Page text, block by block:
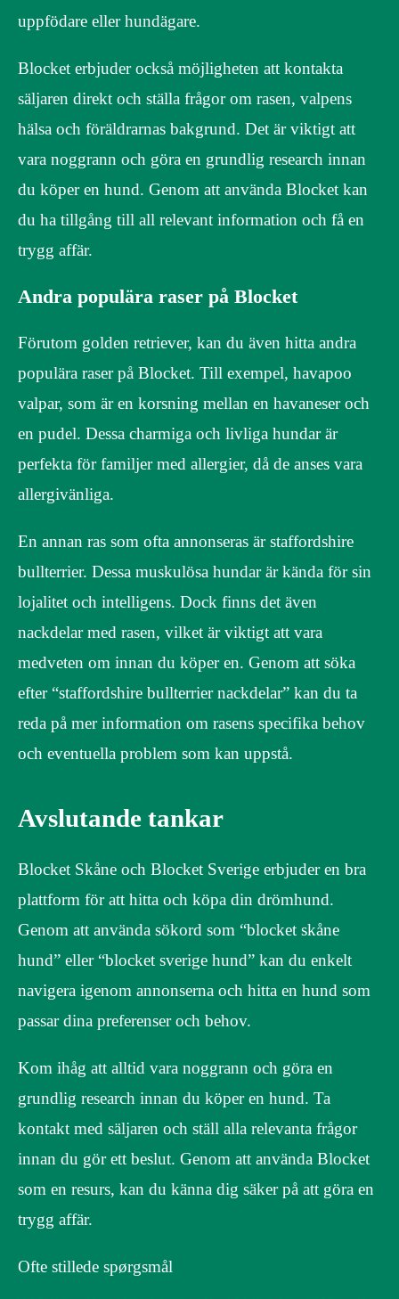
uppfödare eller hundägare.
Blocket erbjuder också möjligheten att kontakta
säljaren direkt och ställa frågor om rasen, valpens
hälsa och föräldrarnas bakgrund. Det är viktigt att
vara noggrann och göra en grundlig research innan
du köper en hund. Genom att använda Blocket kan
du ha tillgång till all relevant information och få en
trygg affär.
Andra populära raser på Blocket
Förutom golden retriever, kan du även hitta andra
populära raser på Blocket. Till exempel, havapoo
valpar, som är en korsning mellan en havaneser och
en pudel. Dessa charmiga och livliga hundar är
perfekta för familjer med allergier, då de anses vara
allergivänliga.
En annan ras som ofta annonseras är staffordshire
bullterrier. Dessa muskulösa hundar är kända för sin
lojalitet och intelligens. Dock finns det även
nackdelar med rasen, vilket är viktigt att vara
medveten om innan du köper en. Genom att söka
efter “staffordshire bullterrier nackdelar” kan du ta
reda på mer information om rasens specifika behov
och eventuella problem som kan uppstå.
Avslutande tankar
Blocket Skåne och Blocket Sverige erbjuder en bra
plattform för att hitta och köpa din drömhund.
Genom att använda sökord som “blocket skåne
hund” eller “blocket sverige hund” kan du enkelt
navigera igenom annonserna och hitta en hund som
passar dina preferenser och behov.
Kom ihåg att alltid vara noggrann och göra en
grundlig research innan du köper en hund. Ta
kontakt med säljaren och ställ alla relevanta frågor
innan du gör ett beslut. Genom att använda Blocket
som en resurs, kan du känna dig säker på att göra en
trygg affär.
Ofte stillede spørgsmål